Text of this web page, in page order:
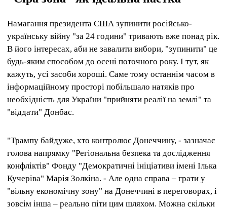
Намагання президента США зупинити російсько-
українську війну "за 24 години" тривають вже понад рік.
В його інтересах, аби не завалити вибори, "зупинити" це
будь-яким способом до осені поточного року. І тут, як
кажуть, усі засоби хороші. Саме тому останнім часом в
інформаційному просторі побільшало натяків про
необхідність для України "прийняти реалії на землі" та
"віддати" Донбас.
"Трампу байдуже, хто контролює Донеччину, - зазначає
голова напрямку "Регіональна безпека та дослідження
конфліктів" Фонду "Демократичні ініціативи імені Ілька
Кучеріва" Марія Золкіна. - Але одна справа – грати у
"вільну економічну зону" на Донеччині в переговорах, і
зовсім інша – реально піти цим шляхом. Можна скільки